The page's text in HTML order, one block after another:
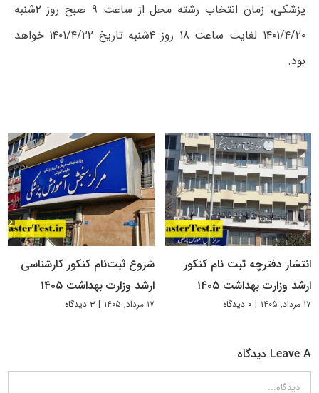
پزشکی، زمان انتخاب رشته محل از ساعت ۹ صبح روز ۲شنبه
۱۴۰۱/۴/۲۰ لغایت ساعت ۱۸ روز ۴شنبه تاریخ ۱۴۰۱/۴/۲۲ خواهد
بود.
انتشار دفترچه ثبت نام کنکور
ارشد وزارت بهداشت ۱۴۰۵
۱۷ مرداد, ۱۴۰۵ | ۰ دیدگاه
شروع ثبت‌نام کنکور کارشناسی
ارشد وزارت بهداشت ۱۴۰۵
۱۷ مرداد, ۱۴۰۵ | ۳ دیدگاه
Leave A دیدگاه
دیدگاه